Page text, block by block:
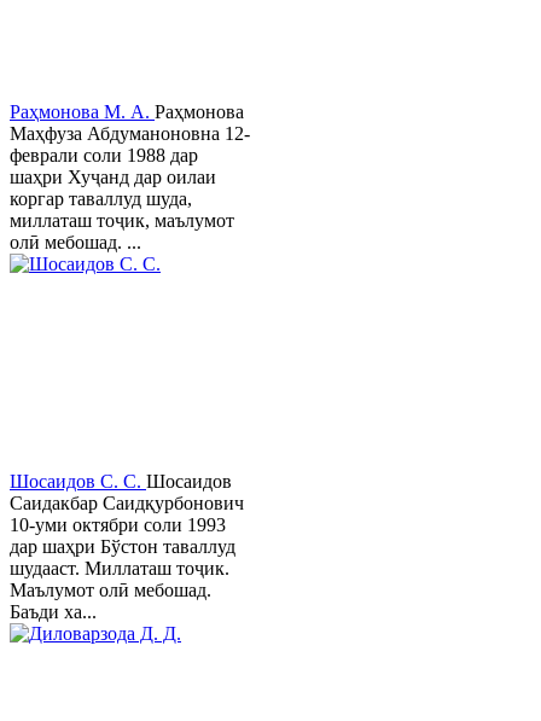
Раҳмонова М. А. Раҳмонова
Маҳфуза Абдуманоновна 12-
феврали соли 1988 дар
шаҳри Хуҷанд дар оилаи
коргар таваллуд шуда,
миллаташ тоҷик, маълумот
олӣ мебошад. ...
Шосаидов С. С. Шосаидов
Саидакбар Саидқурбонович
10-уми октябри соли 1993
дар шаҳри Бўстон таваллуд
шудааст. Миллаташ тоҷик.
Маълумот олӣ мебошад.
Баъди ха...